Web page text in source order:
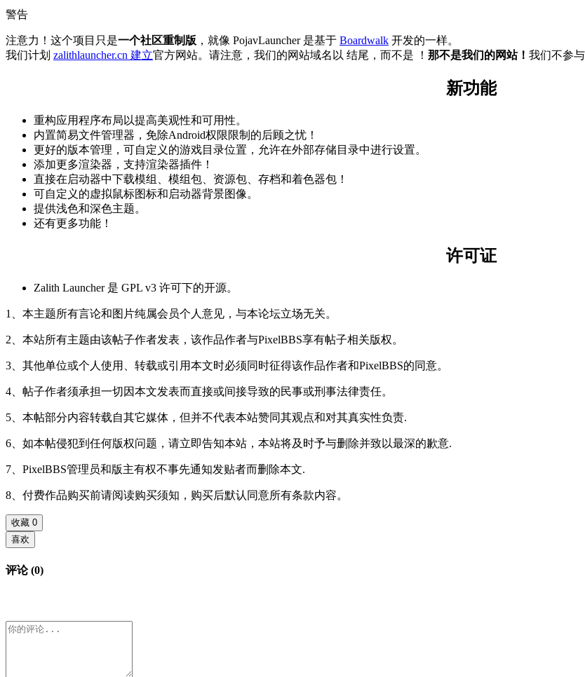
警告
注意力！这个项目只是一个社区重制版 ，就像 PojavLauncher 是基于 Boardwalk 开发的一样。
我们计划 zalithlauncher.cn 建立官方网站。请注意，我们的网站域名以 结尾，而不是 ！ 那不是我们的网站！ 我们不参
新功能
重构应用程序布局以提高美观性和可用性。
内置简易文件管理器，免除Android权限限制的后顾之忧！
更好的版本管理，可自定义的游戏目录位置，允许在外部存储目录中进行设置。
添加更多渲染器，支持渲染器插件！
直接在启动器中下载模组、模组包、资源包、存档和着色器包！
可自定义的虚拟鼠标图标和启动器背景图像。
提供浅色和深色主题。
还有更多功能！
许可证
Zalith Launcher 是 GPL v3 许可下的开源。
1、本主题所有言论和图片纯属会员个人意见，与本论坛立场无关。
2、本站所有主题由该帖子作者发表，该作品作者与PixelBBS享有帖子相关版权。
3、其他单位或个人使用、转载或引用本文时必须同时征得该作品作者和PixelBBS的同意。
4、帖子作者须承担一切因本文发表而直接或间接导致的民事或刑事法律责任。
5、本帖部分内容转载自其它媒体，但并不代表本站赞同其观点和对其真实性负责.
6、如本帖侵犯到任何版权问题，请立即告知本站，本站将及时予与删除并致以最深的歉意.
7、PixelBBS管理员和版主有权不事先通知发贴者而删除本文.
8、付费作品购买前请阅读购买须知，购买后默认同意所有条款内容。
收藏 0
喜欢
评论 (0)